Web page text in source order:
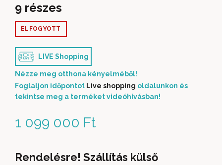
9 részes
1 099 000 Ft
ELFOGYOTT
LIVE Shopping
Nézze meg otthona kényelméből!
Foglaljon időpontot Live shopping oldalunkon és
tekintse meg a terméket videóhívásban!
Rendelésre! Szállítás külső